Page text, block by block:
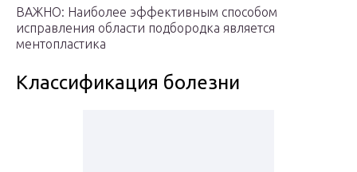
ВАЖНО: Наиболее эффективным способом
исправления области подбородка является
ментопластика
Классификация болезни